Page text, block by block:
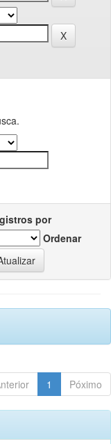
por
Ordenar
1 Póximo